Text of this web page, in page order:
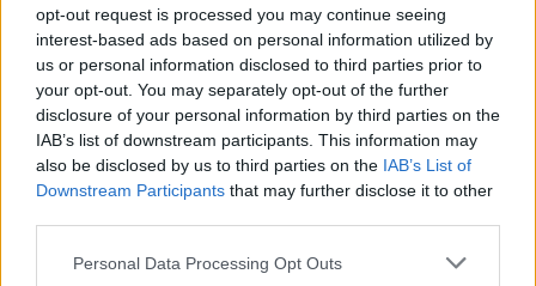
opt-out request is processed you may continue seeing
interest-based ads based on personal information utilized by
us or personal information disclosed to third parties prior to
your opt-out. You may separately opt-out of the further
disclosure of your personal information by third parties on the
IAB’s list of downstream participants. This information may
also be disclosed by us to third parties on the IAB’s List of
Downstream Participants that may further disclose it to other
Personal Data Processing Opt Outs
¿La ciudadanía de Occidente
es consciente del riesgo de
una tercera guerra mundial?
Por Álvaro Frutos Rosado y Gabinete
Geopolítica de Crisis